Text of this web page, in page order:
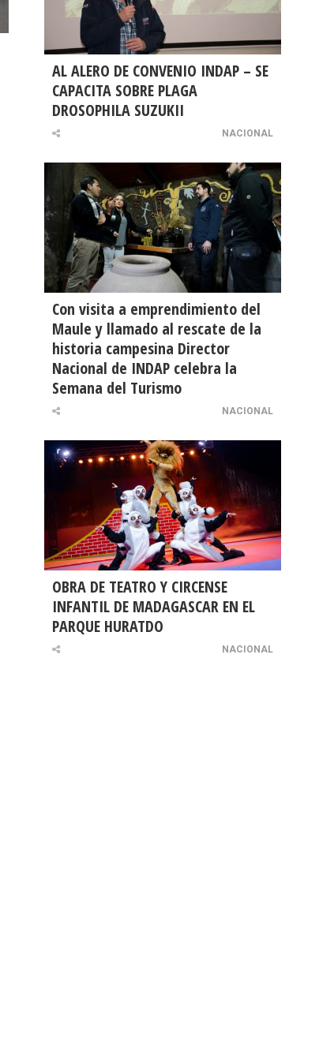
AL ALERO DE CONVENIO INDAP – SE
CAPACITA SOBRE PLAGA
DROSOPHILA SUZUKII
NACIONAL
Con visita a emprendimiento del
Maule y llamado al rescate de la
historia campesina Director
Nacional de INDAP celebra la
Semana del Turismo
NACIONAL
OBRA DE TEATRO Y CIRCENSE
INFANTIL DE MADAGASCAR EN EL
PARQUE HURATDO
NACIONAL